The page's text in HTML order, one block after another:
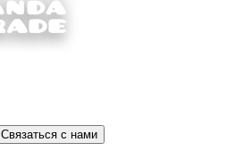
Связаться с нами